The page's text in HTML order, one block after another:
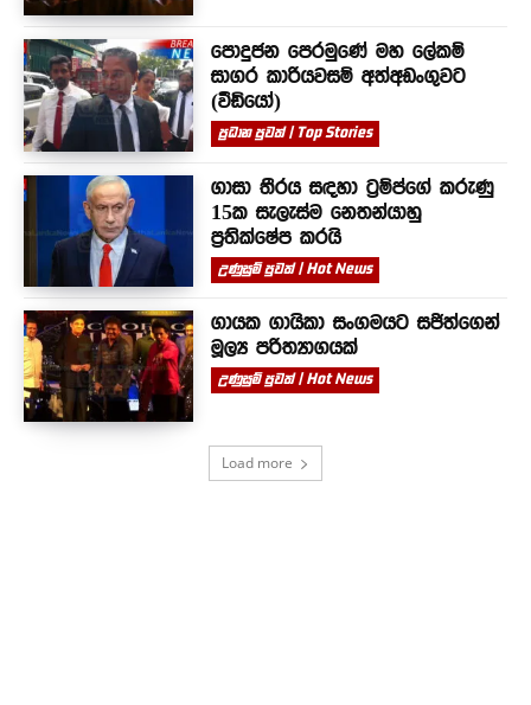
පොදුජන පෙරමුණේ මහ ලේකම්
සාගර කාරියවසම් අත්අඩංගුවට
(වීඩියෝ)
ප්‍රධාන පුවත් | Top Stories
ගාසා තීරය සඳහා ට්‍රම්ප්ගේ කරුණු
15ක සැලැස්ම නෙතන්යාහු
ප්‍රතික්ෂේප කරයි
උණුසුම් පුවත් | Hot News
ගායක ගායිකා සංගමයට සජිත්ගෙන්
මූල්‍ය පරිත්‍යාගයක්
උණුසුම් පුවත් | Hot News
Load more